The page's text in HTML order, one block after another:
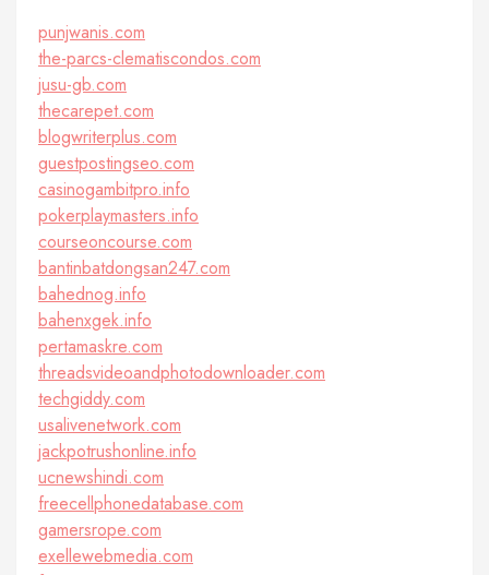
punjwanis.com
the-parcs-clematiscondos.com
jusu-gb.com
thecarepet.com
blogwriterplus.com
guestpostingseo.com
casinogambitpro.info
pokerplaymasters.info
courseoncourse.com
bantinbatdongsan247.com
bahednog.info
bahenxgek.info
pertamaskre.com
threadsvideoandphotodownloader.com
techgiddy.com
usalivenetwork.com
jackpotrushonline.info
ucnewshindi.com
freecellphonedatabase.com
gamersrope.com
exellewebmedia.com